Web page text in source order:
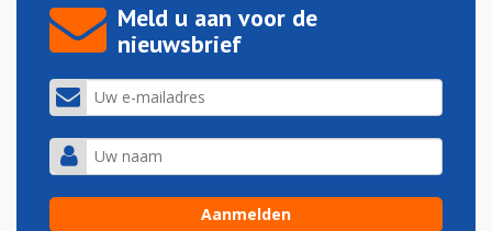
Meld u aan voor de
nieuwsbrief